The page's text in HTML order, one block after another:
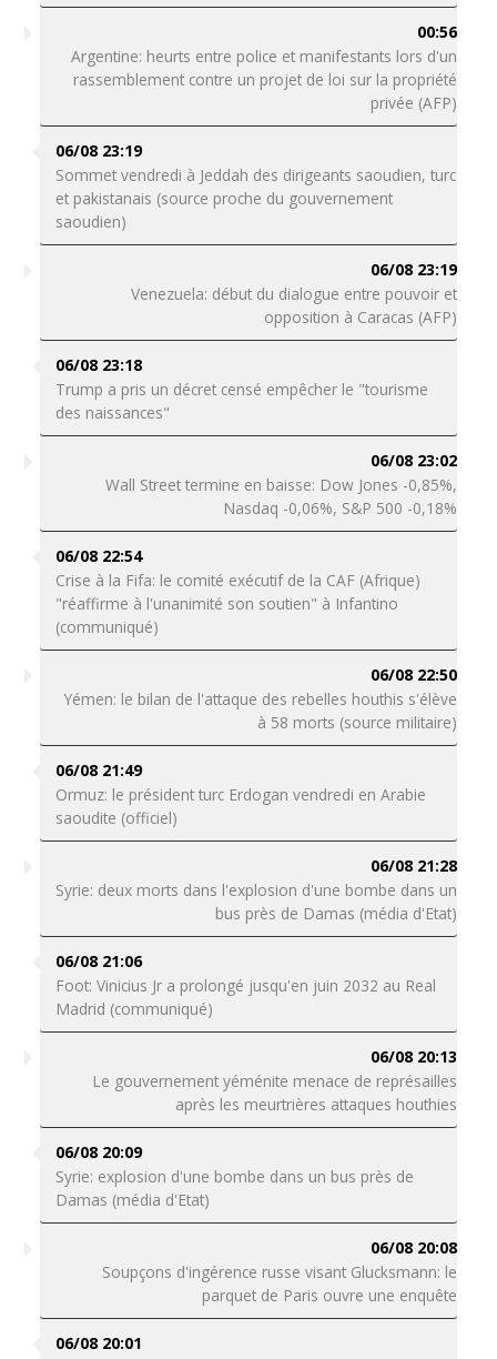
00:56
Argentine: heurts entre police et manifestants lors d'un
rassemblement contre un projet de loi sur la propriété
privée (AFP)
06/08 23:19
Sommet vendredi à Jeddah des dirigeants saoudien, turc
et pakistanais (source proche du gouvernement
saoudien)
06/08 23:19
Venezuela: début du dialogue entre pouvoir et
opposition à Caracas (AFP)
06/08 23:18
Trump a pris un décret censé empêcher le "tourisme
des naissances"
06/08 23:02
Wall Street termine en baisse: Dow Jones -0,85%,
Nasdaq -0,06%, S&P 500 -0,18%
06/08 22:54
Crise à la Fifa: le comité exécutif de la CAF (Afrique)
"réaffirme à l'unanimité son soutien" à Infantino
(communiqué)
06/08 22:50
Yémen: le bilan de l'attaque des rebelles houthis s'élève
à 58 morts (source militaire)
06/08 21:49
Ormuz: le président turc Erdogan vendredi en Arabie
saoudite (officiel)
06/08 21:28
Syrie: deux morts dans l'explosion d'une bombe dans un
bus près de Damas (média d'Etat)
06/08 21:06
Foot: Vinicius Jr a prolongé jusqu'en juin 2032 au Real
Madrid (communiqué)
06/08 20:13
Le gouvernement yéménite menace de représailles
après les meurtrières attaques houthies
06/08 20:09
Syrie: explosion d'une bombe dans un bus près de
Damas (média d'Etat)
06/08 20:08
Soupçons d'ingérence russe visant Glucksmann: le
parquet de Paris ouvre une enquête
06/08 20:01